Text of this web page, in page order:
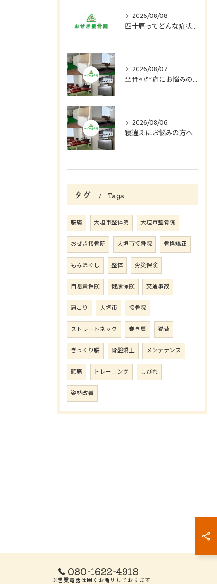
2026/08/08
四十肩ってどんな症状？
2026/08/07
坐骨神経痛にお悩みの方へ
2026/08/06
寝違えにお悩みの方へ
タグ Tags
腰痛 大垣市整体院 大垣市整骨院
おぜき接骨院 大垣市接骨院 骨格矯正
もみほぐし 整体 労災保険
自賠責保険 健康保険 交通事故
肩こり 大垣市 接骨院
ストレートネック 巻き肩 猫背
ぎっくり腰 骨盤矯正 メンテナンス
頭痛 トレーニング しびれ
姿勢改善
080-1622-4918
※営業電話は固くお断りしております